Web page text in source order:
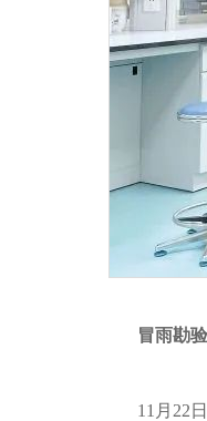
冒雨勘
11月22